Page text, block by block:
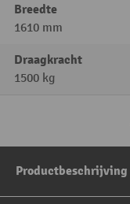
Breedte
1610 mm
Draagkracht
1500 kg
Productbeschrijving